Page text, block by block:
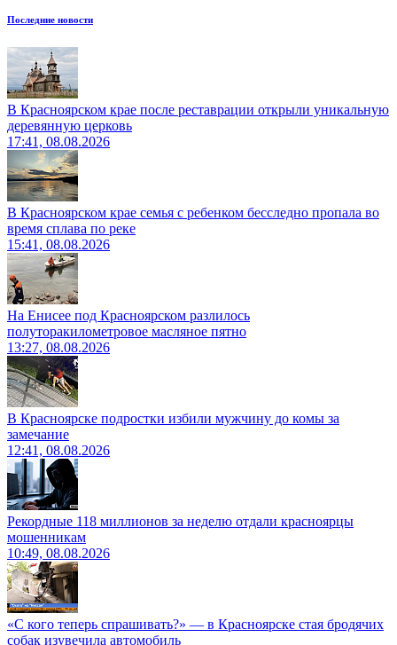
Последние новости
В Красноярском крае после реставрации открыли уникальную
деревянную церковь
17:41, 08.08.2026
В Красноярском крае семья с ребенком бесследно пропала во
время сплава по реке
15:41, 08.08.2026
На Енисее под Красноярском разлилось
полуторакилометровое масляное пятно
13:27, 08.08.2026
В Красноярске подростки избили мужчину до комы за
замечание
12:41, 08.08.2026
Рекордные 118 миллионов за неделю отдали красноярцы
мошенникам
10:49, 08.08.2026
«С кого теперь спрашивать?» — в Красноярске стая бродячих
собак изувечила автомобиль